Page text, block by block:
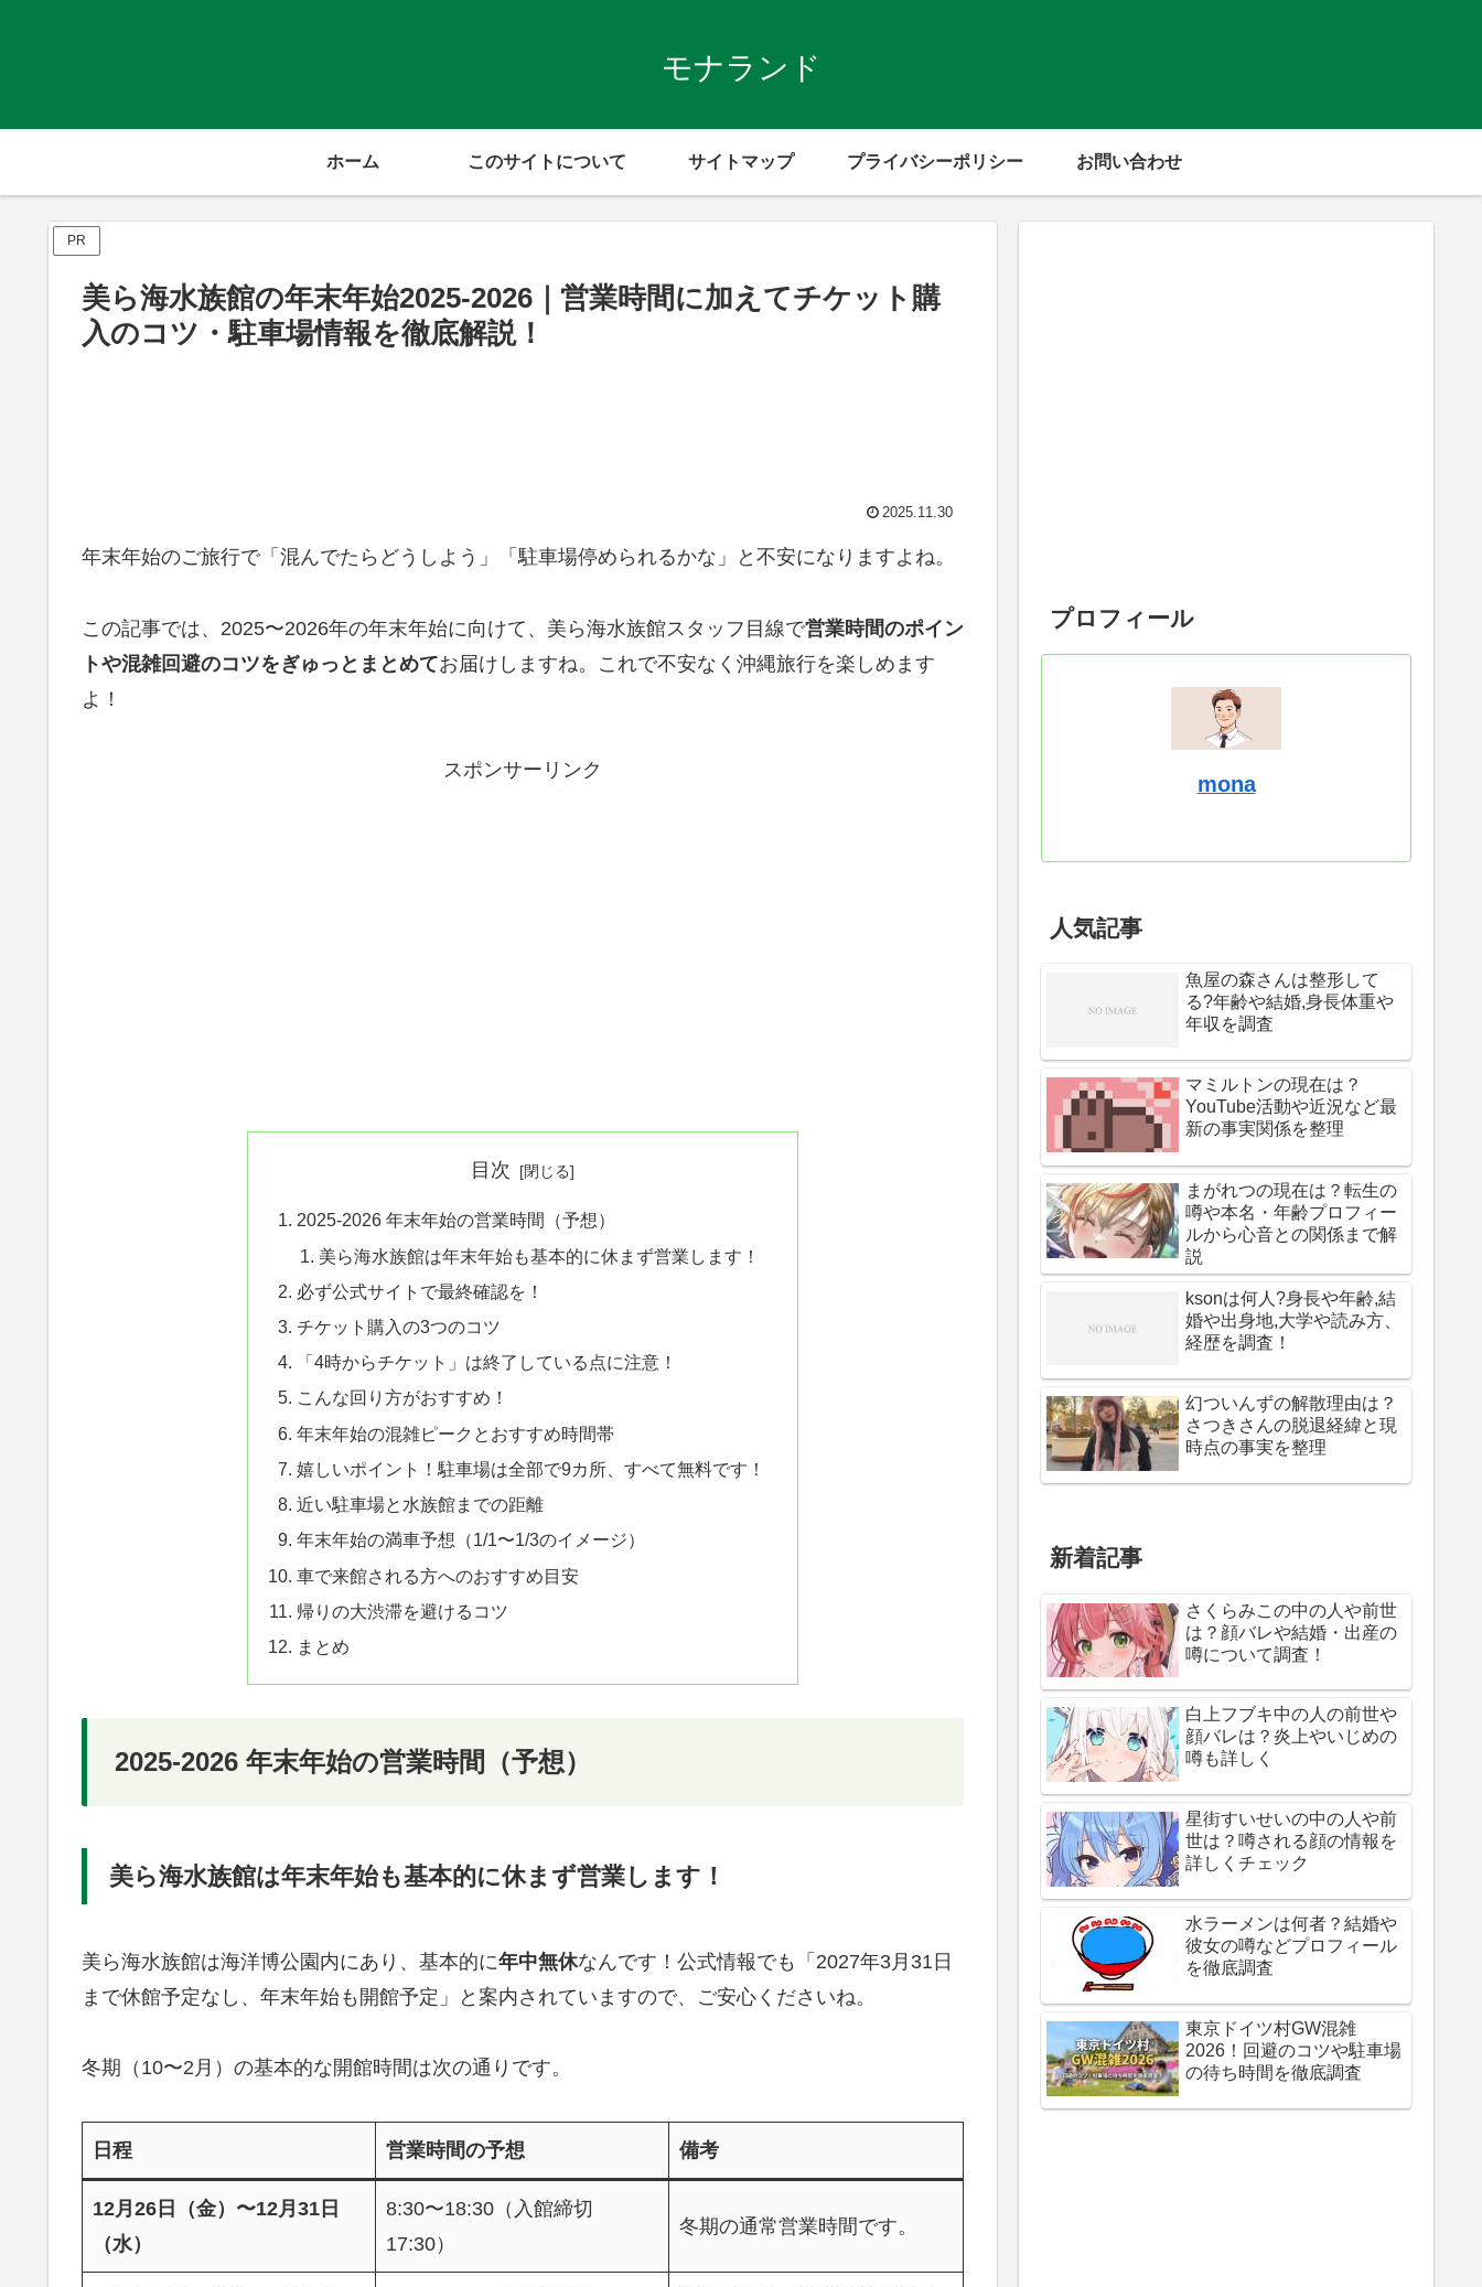
モナランド
ホーム このサイトについて サイトマップ プライバシーポリシー お問い合わせ
PR
美ら海水族館の年末年始2025‐2026｜営業時間に加えてチケット購
入のコツ・駐車場情報を徹底解説！
2025.11.30
年末年始のご旅行で「混んでたらどうしよう」「駐車場停められるかな」と不安になりますよね。
この記事では、2025〜2026年の年末年始に向けて、美ら海水族館スタッフ目線で営業時間のポイン
トや混雑回避のコツをぎゅっとまとめてお届けしますね。これで不安なく沖縄旅行を楽しめます
よ！
スポンサーリンク
目次
2025-2026 年末年始の営業時間（予想）
美ら海水族館は年末年始も基本的に休まず営業します！
必ず公式サイトで最終確認を！
チケット購入の3つのコツ
「4時からチケット」は終了している点に注意！
こんな回り方がおすすめ！
年末年始の混雑ピークとおすすめ時間帯
嬉しいポイント！駐車場は全部で9カ所、すべて無料です！
近い駐車場と水族館までの距離
年末年始の満車予想（1/1〜1/3のイメージ）
車で来館される方へのおすすめ目安
帰りの大渋滞を避けるコツ
まとめ
2025-2026 年末年始の営業時間（予想）
美ら海水族館は年末年始も基本的に休まず営業します！
美ら海水族館は海洋博公園内にあり、基本的に年中無休なんです！公式情報でも「2027年3月31日
まで休館予定なし、年末年始も開館予定」と案内されていますので、ご安心くださいね。
冬期（10〜2月）の基本的な開館時間は次の通りです。
日程 営業時間の予想 備考
12月26日（金）〜12月31日
（水）
8:30〜18:30（入館締切
17:30）
冬期の通常営業時間です。
プロフィール
mona
人気記事
魚屋の森さんは整形して
る?年齢や結婚,身長体重や
年収を調査
マミルトンの現在は？
YouTube活動や近況など最
新の事実関係を整理
まがれつの現在は？転生の
噂や本名・年齢プロフィー
ルから心音との関係まで解
説
ksonは何人?身長や年齢,結
婚や出身地,大学や読み方、
経歴を調査！
幻ついんずの解散理由は？
さつきさんの脱退経緯と現
時点の事実を整理
新着記事
さくらみこの中の人や前世
は？顔バレや結婚・出産の
噂について調査！
白上フブキ中の人の前世や
顔バレは？炎上やいじめの
噂も詳しく
星街すいせいの中の人や前
世は？噂される顔の情報を
詳しくチェック
水ラーメンは何者？結婚や
彼女の噂などプロフィール
を徹底調査
東京ドイツ村GW混雑
2026！回避のコツや駐車場
の待ち時間を徹底調査